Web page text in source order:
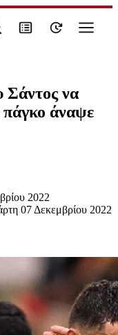
να
πάγκο άναψε
2022
07 Δεκεμβρίου 2022